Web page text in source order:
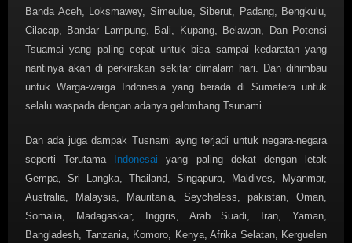
Banda Aceh, Loksmawey, Simeulue, Siberut, Padang, Bengkulu,
Cilacap, Bandar Lampung, Bali, Kupang, Belawan, Dan Potensi
Tsuamai yang paling cepat untuk bisa sampai kedaratan yang
nantinya akan di perkirakan sekitar dimalam hari. Dan dihimbau
untuk Warga-warga Indonesia yang berada di Sumatera untuk
selalu waspada dengan adanya gelombang Tsunami.
Dan ada juga dampak Tusnami ayng terjadi untuk negara-negara
seperti Terutama
Indonesai yang paling dekat dengan letak
Gempa, Sri Langka, Thailand, Singapura, Maldives, Myanmar,
Australia, Malaysia, Mauritania, Seycheless, pakistan, Oman,
Somalia, Madagaskar, Inggris, Arab Suadi, Iran, Yaman,
Bangladesh, Tanzania, Komoro, Kenya, Afrika Selatan, Kerguelen